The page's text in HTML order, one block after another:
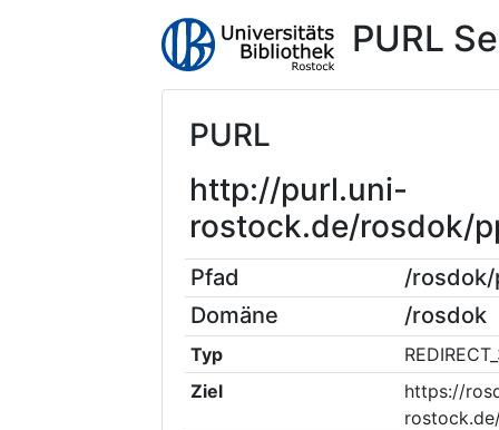
PURL
PURL
http://purl.uni-
rostock.de/rosdok/
Pfad
/rosdok/
Domäne
/rosdok
Typ
Ziel
https://